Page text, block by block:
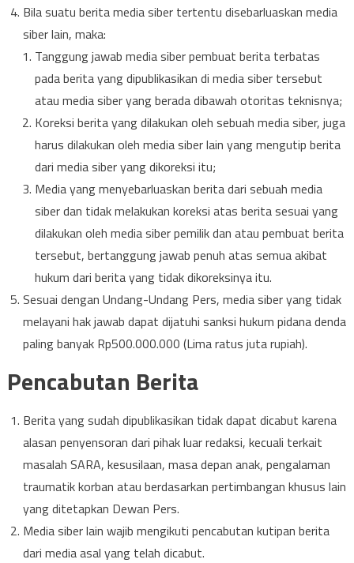
Bila suatu berita media siber tertentu disebarluaskan media
siber lain, maka:
Tanggung jawab media siber pembuat berita terbatas
pada berita yang dipublikasikan di media siber tersebut
atau media siber yang berada dibawah otoritas teknisnya;
Koreksi berita yang dilakukan oleh sebuah media siber, juga
harus dilakukan oleh media siber lain yang mengutip berita
dari media siber yang dikoreksi itu;
Media yang menyebarluaskan berita dari sebuah media
siber dan tidak melakukan koreksi atas berita sesuai yang
dilakukan oleh media siber pemilik dan atau pembuat berita
tersebut, bertanggung jawab penuh atas semua akibat
hukum dari berita yang tidak dikoreksinya itu.
Sesuai dengan Undang-Undang Pers, media siber yang tidak
melayani hak jawab dapat dijatuhi sanksi hukum pidana denda
paling banyak Rp500.000.000 (Lima ratus juta rupiah).
Pencabutan Berita
Berita yang sudah dipublikasikan tidak dapat dicabut karena
alasan penyensoran dari pihak luar redaksi, kecuali terkait
masalah SARA, kesusilaan, masa depan anak, pengalaman
traumatik korban atau berdasarkan pertimbangan khusus lain
yang ditetapkan Dewan Pers.
Media siber lain wajib mengikuti pencabutan kutipan berita
dari media asal yang telah dicabut.